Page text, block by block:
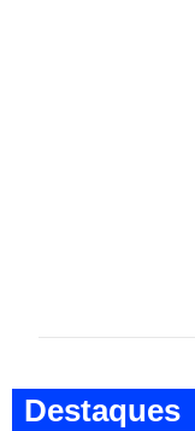
Destaques